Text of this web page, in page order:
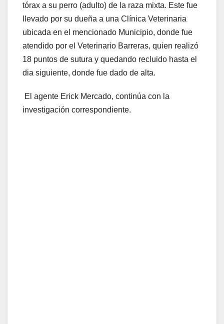
tórax a su perro (adulto) de la raza mixta. Este fue
llevado por su dueña a una Clínica Veterinaria
ubicada en el mencionado Municipio, donde fue
atendido por el Veterinario Barreras, quien realizó
18 puntos de sutura y quedando recluido hasta el
dia siguiente, donde fue dado de alta.
El agente Erick Mercado, continúa con la
investigación correspondiente.